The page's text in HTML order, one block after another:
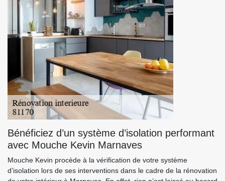
Bénéficiez d’un système d’isolation performant
avec Mouche Kevin Marnaves
Mouche Kevin procède à la vérification de votre système
d’isolation lors de ses interventions dans le cadre de la rénovation